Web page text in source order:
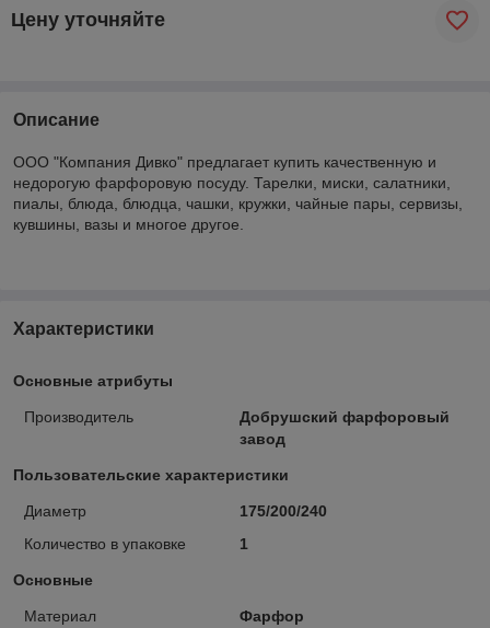
Цену уточняйте
Описание
ООО "Компания Дивко" предлагает купить качественную и
недорогую фарфоровую посуду. Тарелки, миски, салатники,
пиалы, блюда, блюдца, чашки, кружки, чайные пары, сервизы,
кувшины, вазы и многое другое.
Характеристики
Основные атрибуты
Производитель
Добрушский фарфоровый
завод
Пользовательские характеристики
Диаметр
175/200/240
Количество в упаковке
1
Основные
Материал Фарфор